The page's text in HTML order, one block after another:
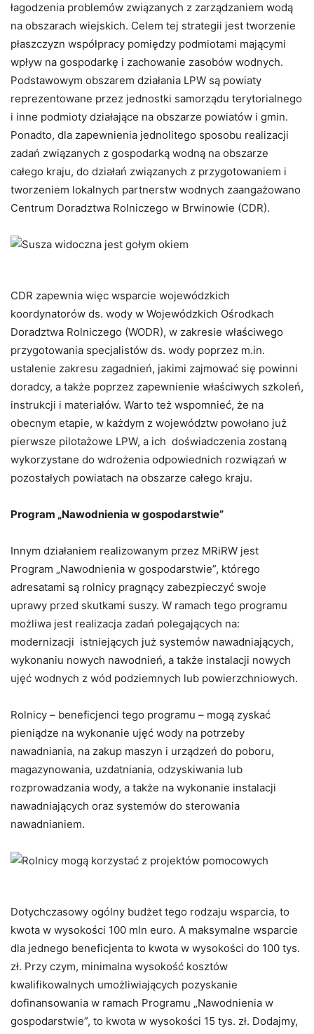
łagodzenia problemów związanych z zarządzaniem wodą
na obszarach wiejskich. Celem tej strategii jest tworzenie
płaszczyzn współpracy pomiędzy podmiotami mającymi
wpływ na gospodarkę i zachowanie zasobów wodnych.
Podstawowym obszarem działania LPW są powiaty
reprezentowane przez jednostki samorządu terytorialnego
i inne podmioty działające na obszarze powiatów i gmin.
Ponadto, dla zapewnienia jednolitego sposobu realizacji
zadań związanych z gospodarką wodną na obszarze
całego kraju, do działań związanych z przygotowaniem i
tworzeniem lokalnych partnerstw wodnych zaangażowano
Centrum Doradztwa Rolniczego w Brwinowie (CDR).
CDR zapewnia więc wsparcie wojewódzkich
koordynatorów ds. wody w Wojewódzkich Ośrodkach
Doradztwa Rolniczego (WODR), w zakresie właściwego
przygotowania specjalistów ds. wody poprzez m.in.
ustalenie zakresu zagadnień, jakimi zajmować się powinni
doradcy, a także poprzez zapewnienie właściwych szkoleń,
instrukcji i materiałów. Warto też wspomnieć, że na
obecnym etapie, w każdym z województw powołano już
pierwsze pilotażowe LPW, a ich doświadczenia zostaną
wykorzystane do wdrożenia odpowiednich rozwiązań w
pozostałych powiatach na obszarze całego kraju.
Program „Nawodnienia w gospodarstwie”
Innym działaniem realizowanym przez MRiRW jest
Program „Nawodnienia w gospodarstwie”, którego
adresatami są rolnicy pragnący zabezpieczyć swoje
uprawy przed skutkami suszy. W ramach tego programu
możliwa jest realizacja zadań polegających na:
modernizacji istniejących już systemów nawadniających,
wykonaniu nowych nawodnień, a także instalacji nowych
ujęć wodnych z wód podziemnych lub powierzchniowych.
Rolnicy – beneficjenci tego programu – mogą zyskać
pieniądze na wykonanie ujęć wody na potrzeby
nawadniania, na zakup maszyn i urządzeń do poboru,
magazynowania, uzdatniania, odzyskiwania lub
rozprowadzania wody, a także na wykonanie instalacji
nawadniających oraz systemów do sterowania
nawadnianiem.
Dotychczasowy ogólny budżet tego rodzaju wsparcia, to
kwota w wysokości 100 mln euro. A maksymalne wsparcie
dla jednego beneficjenta to kwota w wysokości do 100 tys.
zł. Przy czym, minimalna wysokość kosztów
kwalifikowalnych umożliwiających pozyskanie
dofinansowania w ramach Programu „Nawodnienia w
gospodarstwie”, to kwota w wysokości 15 tys. zł. Dodajmy,